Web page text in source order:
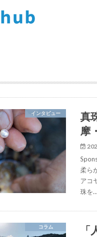
インタビュー
真
摩
柔ら
アコ
珠を…
コラム